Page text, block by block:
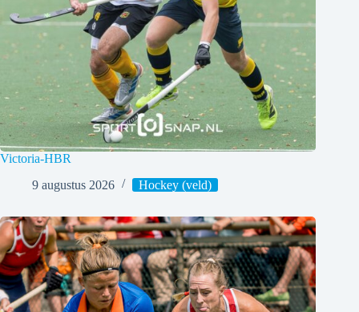
Victoria-HBR
9 augustus 2026
Hockey (veld)